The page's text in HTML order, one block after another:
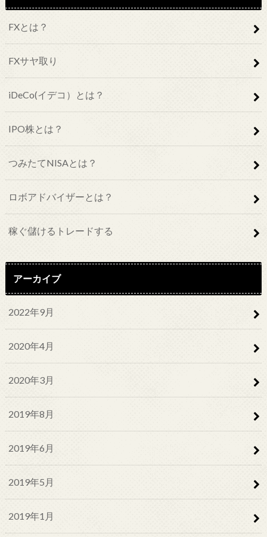
FXとは？
FXサヤ取り
iDeCo(イデコ）とは？
IPO株とは？
つみたてNISAとは？
ロボアドバイザーとは？
稼ぐ儲けるトレードする
アーカイブ
2022年9月
2020年4月
2020年3月
2019年8月
2019年6月
2019年5月
2019年1月